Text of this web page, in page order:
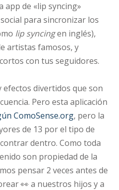
de «lip syncing»
para sincronizar los
lip syncingen inglés),
artistas famosos, y
con tus seguidores.
divertidos que son
Pero esta aplicación
ComoSense.org, pero la
de 13 por el tipo de
dentro. Como toda
son propiedad de la
pensar 2 veces antes de
👀 a nuestros hijos y a